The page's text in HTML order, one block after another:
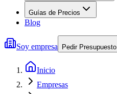
Guías de Precios
Blog
Soy empresa Pedir Presupuesto
Inicio
Empresas